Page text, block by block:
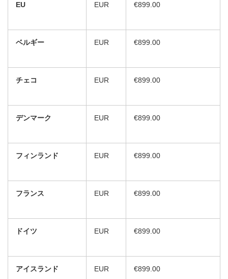
EU EUR €899.00
ベルギー EUR €899.00
チェコ EUR €899.00
デンマーク EUR €899.00
フィンランド EUR €899.00
フランス EUR €899.00
ドイツ EUR €899.00
アイスランド EUR €899.00